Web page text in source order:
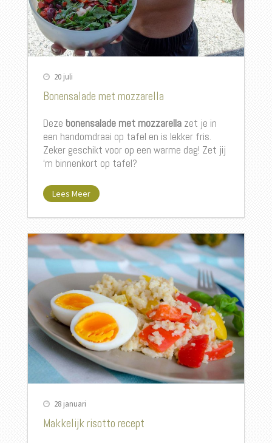
20 juli
Bonensalade met mozzarella
Deze bonensalade met mozzarellazet je in
een handomdraai op tafel en is lekker fris.
Zeker geschikt voor op een warme dag! Zet jij
‘m binnenkort op tafel?
Lees Meer
28 januari
Makkelijk risotto recept